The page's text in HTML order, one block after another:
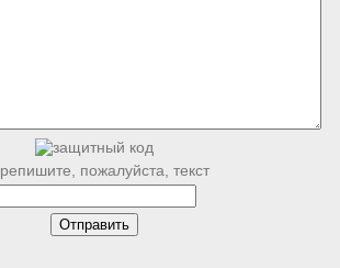
пожалуйста, текст